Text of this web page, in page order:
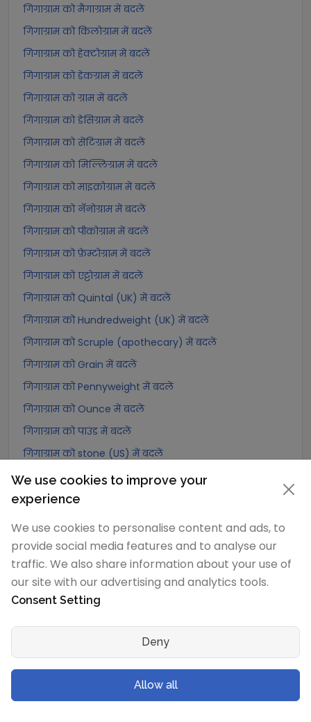
गिगाग्राम को मैगाग्राम में बदलें
गिगाग्राम को किलोग्राम में बदलें
गिगाग्राम को हेक्टोग्राम में बदलें
गिगाग्राम को डेकग्राम में बदलें
गिगाग्राम को ग्राम में बदलें
गिगाग्राम को डेसिग्राम में बदलें
गिगाग्राम को सेंटिग्राम में बदलें
गिगाग्राम को मिल्लिग्राम में बदलें
गिगाग्राम को माइक्रोग्राम में बदलें
गिगाग्राम को नॅनोग्राम में बदलें
गिगाग्राम को पीकोग्राम में बदलें
गिगाग्राम को फ़ेम्टोग्राम में बदलें
गिगाग्राम को एट्टोग्राम में बदलें
गिगाग्राम को Quintal (UK) में बदलें
गिगाग्राम को Hundredweight (UK) में बदलें
गिगाग्राम को Scruple (apothecary) में बदलें
गिगाग्राम को Grain में बदलें
गिगाग्राम को Pennyweight में बदलें
गिगाग्राम को Ounce में बदलें
गिगाग्राम को पाउंड में बदलें
गिगाग्राम को stone (US) में बदलें
गिगाग्राम को quarter में बदलें
गिगाग्राम को Slug में बदलें
गिगाग्राम को Kilopound (kip) में बदलें
गिगाग्राम को टन (Long टन) में बदलें
गिगाग्राम को US टन (Short टन) में बदलें
गिगाग्राम को Tonne (Metric टन) में बदलें
गिगाग्राम को Quintal (metric) में बदलें
गिगाग्राम को Hundredweight (metric) में बदलें
गिगाग्राम को Atomic mass unit में बदलें
We use cookies to improve your
experience
We use cookies to personalise content and ads, to
provide social media features and to analyse our
traffic. We also share information about your use of
our site with our advertising and analytics tools.
Consent Setting
Deny
Allow all